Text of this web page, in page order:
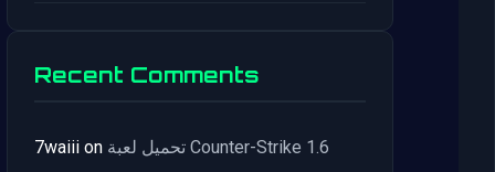
Recent Comments
7waiii on تحميل لعبة Counter-Strike 1.6